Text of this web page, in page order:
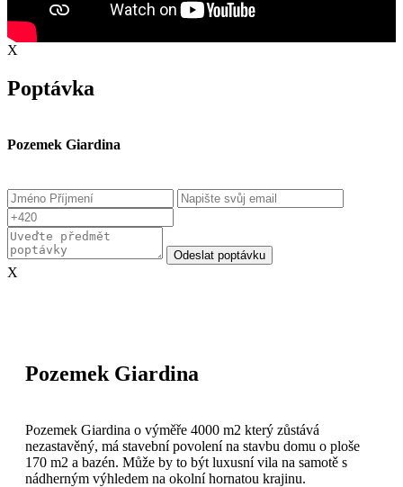
X
Poptávka
Pozemek Giardina
Odeslat poptávku
X
Pozemek Giardina
Pozemek Giardina o výměře 4000 m2 který zůstává
nezastavěný, má stavební povolení na stavbu domu o ploše
170 m2 a bazén. Může by to být luxusní vila na samotě s
nádherným výhledem na okolní hornatou krajinu.